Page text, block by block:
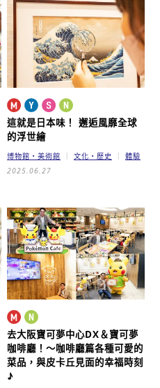
這就是日本味！邂逅風靡全球
的浮世繪
博物館・美術館 文化・歷史
體驗
2025.06.27
去大阪寶可夢中心DX＆寶可夢
咖啡廳！～咖啡廳篇各種可愛的
菜品，與皮卡丘見面的幸福時刻
♪